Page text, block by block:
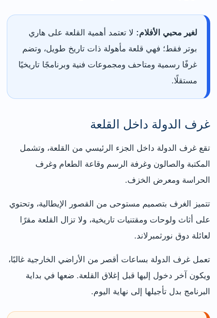
لغير محبي الأفلام: لا تعتمد أهمية القلعة على هاري
بوتر فقط؛ فهي قلعة مأهولة ذات تاريخ طويل، وتضم
غرفًا رسمية ومتاحف ومجموعات فنية وبرنامجًا تاريخيًا
مستقلًا.
غرف الدولة داخل القلعة
تقع غرف الدولة داخل الجزء الرئيسي من القلعة، وتشمل
المكتبة والصالون وغرفة الرسم وقاعة الطعام وغرف
الحراسة ومعرض الخزف.
تتميز الغرف بتصميم مستوحى من القصور الإيطالية، وتحتوي
على أثاث ولوحات ومقتنيات تاريخية، ولا تزال القلعة مقرًا
لعائلة دوق نورثمبرلاند.
تعمل غرف الدولة بساعات أقصر من الأراضي الخارجية غالبًا،
ويكون آخر دخول إليها قبل إغلاق القلعة. ضعها في بداية
البرنامج بدل تأجيلها إلى نهاية اليوم.